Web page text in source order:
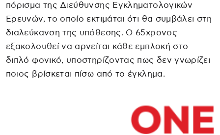
πόρισμα της Διεύθυνσης Εγκληματολογικών
Ερευνών, το οποίο εκτιμάται ότι θα συμβάλει στη
διαλεύκανση της υπόθεσης. Ο 65χρονος
εξακολουθεί να αρνείται κάθε εμπλοκή στο
διπλό φονικό, υποστηρίζοντας πως δεν γνωρίζει
ποιος βρίσκεται πίσω από το έγκλημα.